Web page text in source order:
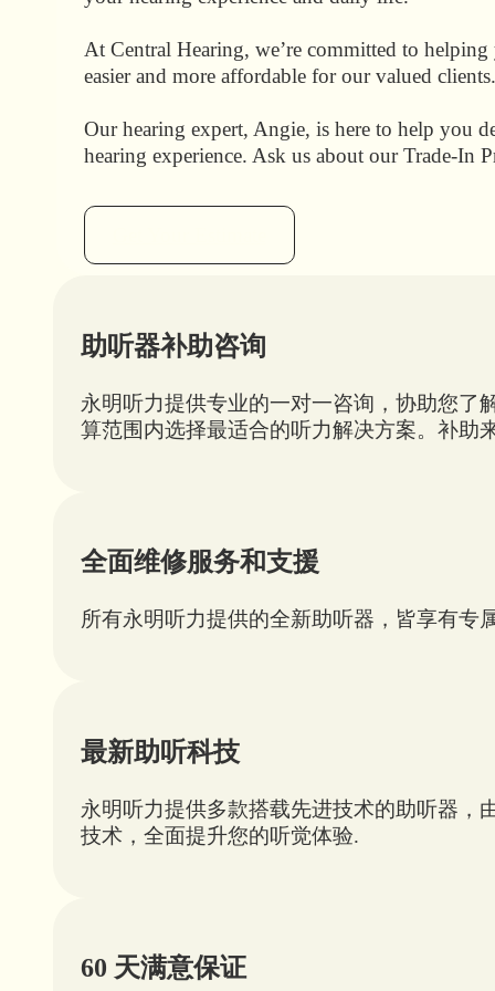
At Central Hearing, we’re committed to
easier and more affordable for our valued clients.
Our hearing expert, Angie, is here to help you
hearing experience. Ask us about our Trade-In
助听器补助咨询
永明听力提供专业的一对一咨询，协助您了
算范围内选择最适合的听力解决方案。补助
全面维修服务和支援
所有永明听力提供的全新助听器，皆享有专
最新助听科技
永明听力提供多款搭载先进技术的助听器，
技术，全面提升您的听觉体验.
60 天满意保证